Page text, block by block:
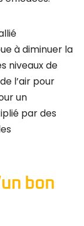
à diminuer la
niveaux de
l’air pour
un
par des
bon